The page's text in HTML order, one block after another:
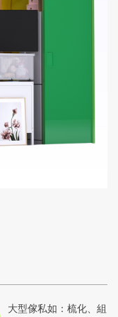
大型傢私如：梳化、組